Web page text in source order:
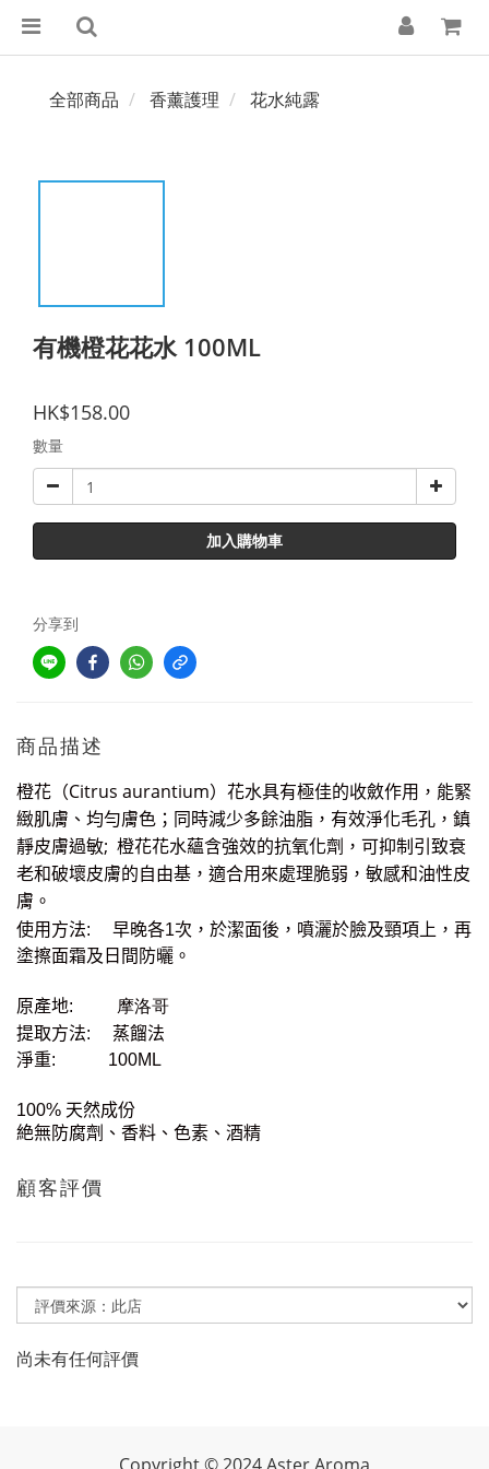
全部商品 香薰護理 花水純露
有機橙花花水 100ML
HK$158.00
數量
加入購物車
分享到
商品描述
橙花 （Citrus aurantium） 花水具有極佳的收斂作用 ， 能緊
緻肌膚 、均勻膚色； 同時減少多餘油脂，有效淨化毛孔，鎮
靜皮膚過敏; 橙花花水蘊含強效的抗氧化劑，可抑制引致衰
老和破壞皮膚的自由基，適合用來處理脆弱，敏感和油性皮
膚。
使用方法: 早晚各1次，於潔面後，噴灑於臉及頸項上，再
塗擦面霜及日間防曬。
原產地:
摩洛哥
提取方法:
蒸餾法
淨重: 100ML
100% 天然成份
絶無防腐劑、香料、色素、酒精
顧客評價
尚未有任何評價